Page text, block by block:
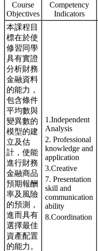
Course
Objectives
Competency
Indicators
本課程目
標在於使
修習同學
具有實證
分析財務
金融資料
的能力，
包含條件
平均數與
變異數的
模型的建
立及估
計，使能
進行財務
金融商品
預期報酬
率及風險
的預測，
進而具有
選擇最佳
資產配置
的能力。
1.Independent
Analysis
2. Professional
knowledge and
application
3.Creative
7. Presentation
skill and
communication
ability
8.Coordination